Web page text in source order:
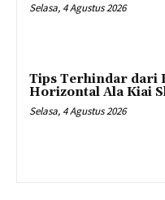
Selasa, 4 Agustus 2026
Tips Terhindar dari
Horizontal Ala Kiai
Selasa, 4 Agustus 2026